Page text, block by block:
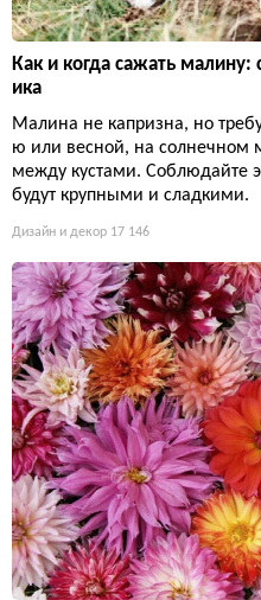
Как и когда сажать
ика
Малина не капризна, но
ю или весной, на солнечном
между кустами. Соблюдайте
будут крупными и сладкими.
Дизайн и декор 17 146